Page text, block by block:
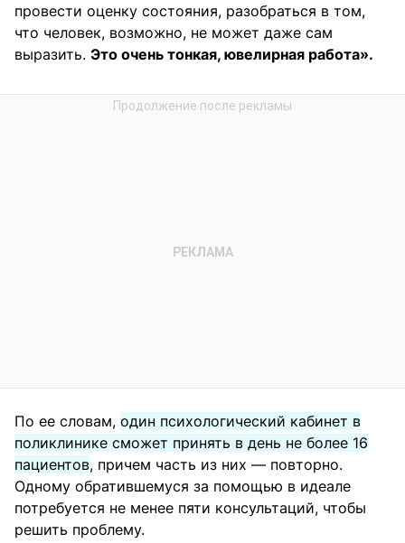
провести оценку состояния, разобраться в том,
что человек, возможно, не может даже сам
выразить. Это очень тонкая, ювелирная работа».
По ее словам, один психологический кабинет в
поликлинике сможет принять в день не более 16
пациентов, причем часть из них — повторно.
Одному обратившемуся за помощью в идеале
потребуется не менее пяти консультаций, чтобы
решить проблему.